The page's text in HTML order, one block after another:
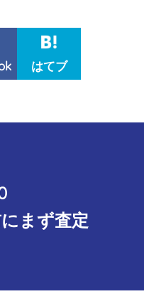
はてブ
まず査定